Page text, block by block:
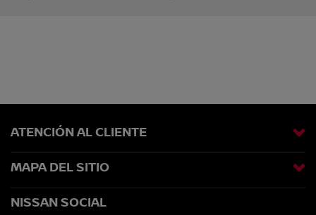
ATENCIÓN AL CLIENTE
MAPA DEL SITIO
NISSAN SOCIAL